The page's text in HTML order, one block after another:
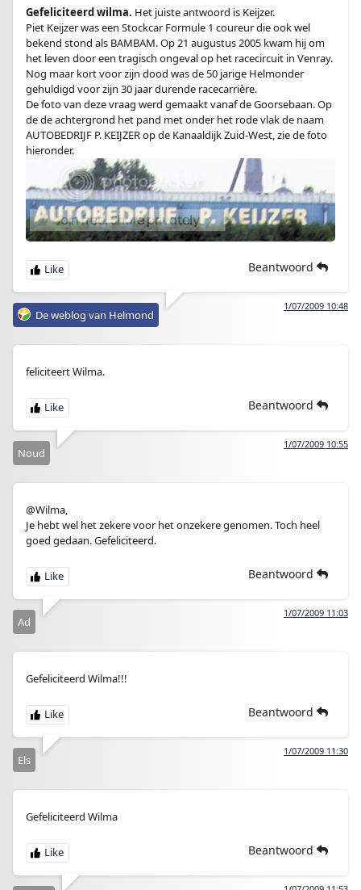
Gefeliciteerd wilma. Het juiste antwoord is Keijzer.
Piet Keijzer was een Stockcar Formule 1 coureur die ook wel
bekend stond als BAMBAM. Op 21 augustus 2005 kwam hij om
het leven door een tragisch ongeval op het racecircuit in Venray.
Nog maar kort voor zijn dood was de 50 jarige Helmonder
gehuldigd voor zijn 30 jaar durende racecarrière.
De foto van deze vraag werd gemaakt vanaf de Goorsebaan. Op
de de achtergrond het pand met onder het rode vlak de naam
AUTOBEDRIJF P. KEIJZER op de Kanaaldijk Zuid-West, zie de foto
hieronder.
Beantwoord
1/07/2009 10:48
De weblog van Helmond
feliciteert Wilma.
Beantwoord
1/07/2009 10:55
Noud
@Wilma,
Je hebt wel het zekere voor het onzekere genomen. Toch heel
goed gedaan. Gefeliciteerd.
Beantwoord
1/07/2009 11:03
Ad
Gefeliciteerd Wilma!!!
Beantwoord
1/07/2009 11:30
Els
Gefeliciteerd Wilma
Beantwoord